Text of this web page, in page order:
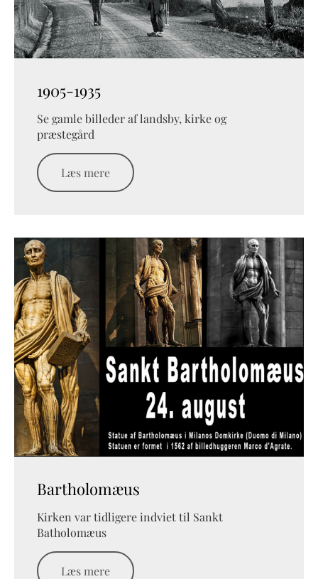
1905-1935
Se gamle billeder af landsby, kirke og
præstegård
Læs mere
Bartholomæus
Kirken var tidligere indviet til Sankt
Batholomæus
Læs mere